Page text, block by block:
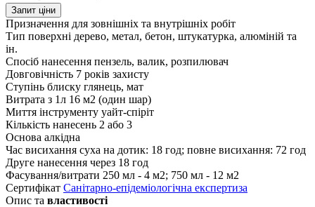
Запит ціни
Призначення для зовнішніх та внутрішніх робіт
Тип поверхні дерево, метал, бетон, штукатурка, алюміній та
ін.
Спосіб нанесення пензель, валик, розпилювач
Довговічність 7 років захисту
Ступінь блиску глянець, мат
Витрата з 1л 16 м2 (один шар)
Миття інструменту уайт-спіріт
Кількість нанесень 2 або 3
Основа алкідна
Час висихання суха на дотик: 18 год; повне висихання: 72 год
Друге нанесення через 18 год
Фасування/витрати 250 мл - 4 м2; 750 мл - 12 м2
Сертифікат Санітарно-епідеміологічна експертиза
Опис та властивості